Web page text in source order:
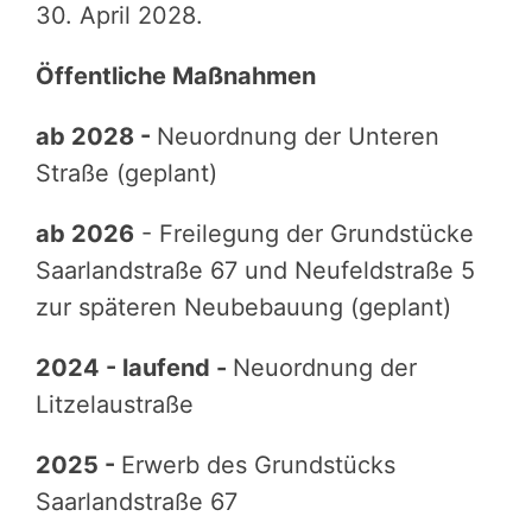
30. April 2028.
Öffent­li­che ­Maß­nah­men
ab 2028 - Neuordnung der Unteren
Straße (geplant)
ab 2026 - Freilegung der Grundstücke
Saarlandstraße 67 und Neufeldstraße 5
zur späteren Neubebauung (geplant)
2024 - laufend - Neuordnung der
Litzelaustraße
2025 - Erwerb des Grundstücks
Saarlandstraße 67